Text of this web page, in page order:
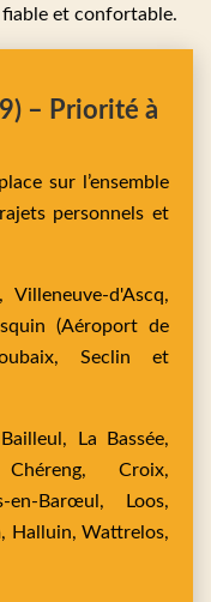
et confortable.
– Priorité à
sur l’ensemble
personnels et
Villeneuve-d'Ascq,
(Aéroport de
Seclin et
Bailleul,
La Bassée,
Chéreng,Croix,
en-Barœul,
Loos,
Halluin, Wattrelos,